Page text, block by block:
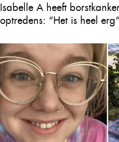
Isabelle A heeft
optredens: “Het is heel erg”